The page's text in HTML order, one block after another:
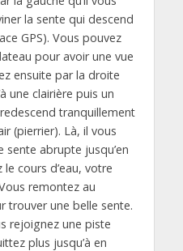
la sente qui descend
GPS). Vous pouvez
pour avoir une vue
ensuite par la droite
une clairière puis un
tranquillement
(pierrier). Là, il vous
abrupte jusqu’en
cours d’eau, votre
remontez au
trouver une belle sente.
rejoignez une piste
plus jusqu’à en